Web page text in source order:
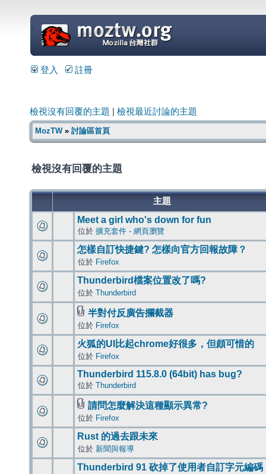
=
登入 註冊
檢視沒有回覆的主題 檢視最近討論的主題
MozTW» 討論區首頁
檢視沒有回覆的主題
主題
Meet a girl who's down for fun
位於 擴充套件 - 網頁瀏覽
怎樣自訂快捷鍵? 怎樣向官方回報故障？
位於 Firefox
Thunderbird檔案位置改了嗎?
位於 Thunderbird
半對付反廣告攔截器
位於 Firefox
火狐的UI比起chrome好很多，但頗可惜的
位於 Firefox
Thunderbird 115.8.0 (64bit) has bug?
位於 Thunderbird
請問怎麼解決這種顯示異常?
位於 Firefox
Rust 的過去跟未來
位於 新聞與報導
Thunderbird 91 砍掉了使用者自訂字元編碼